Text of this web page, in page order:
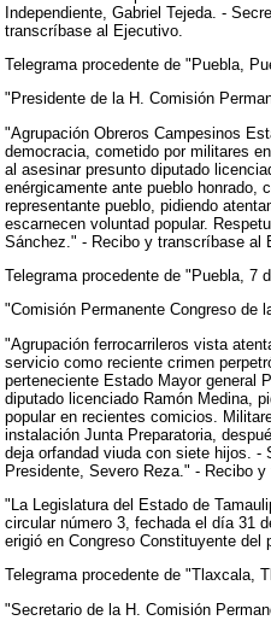
Independiente, Gabriel Tejeda. -
transcríbase al Ejecutivo.
Telegrama procedente de "Puebla,
"Presidente de la H. Comisión
"Agrupación Obreros Campesinos
democracia, cometido por militares
al asesinar presunto diputado
enérgicamente ante pueblo honrado,
representante pueblo, pidiendo
escarnecen voluntad popular.
Sánchez." - Recibo y transcríbase al
Telegrama procedente de "Puebla, 7
"Comisión Permanente Congreso de
"Agrupación ferrocarrileros vista
servicio como reciente crimen
perteneciente Estado Mayor general
diputado licenciado Ramón Medina,
popular en recientes comicios.
instalación Junta Preparatoria,
deja orfandad viuda con siete hijos. -
Presidente, Severo Reza." - Recibo
"La Legislatura del Estado de
circular número 3, fechada el día 31
erigió en Congreso Constituyente del
Telegrama procedente de "Tlaxcala,
"Secretario de la H. Comisión